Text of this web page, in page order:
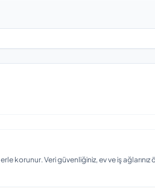
korunur. Veri güvenliğiniz, ev ve iş ağlarınız